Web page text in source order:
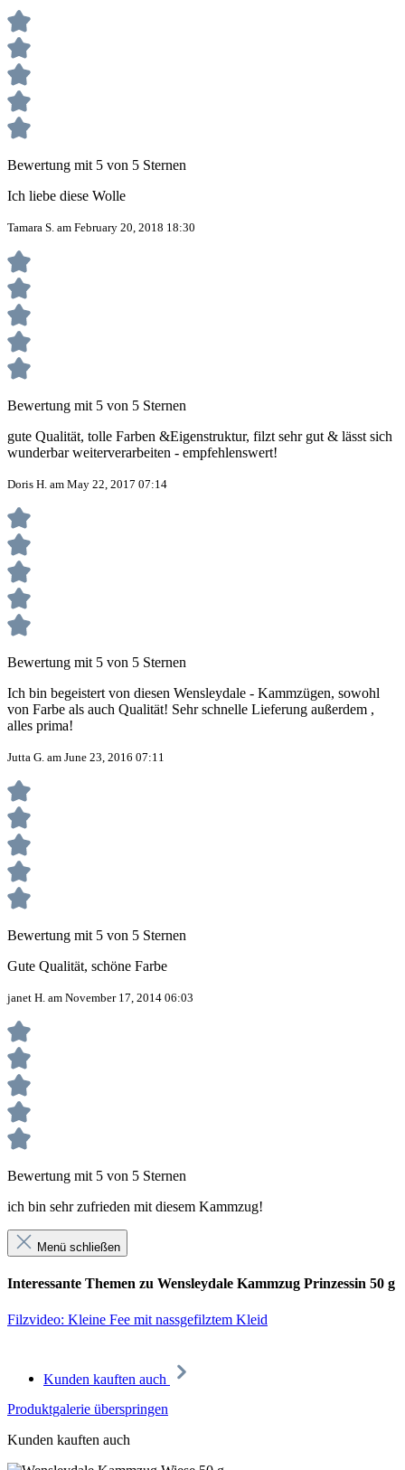
Bewertung mit 5 von 5 Sternen
Ich liebe diese Wolle
Tamara S. am February 20, 2018 18:30
Bewertung mit 5 von 5 Sternen
gute Qualität, tolle Farben &Eigenstruktur, filzt sehr gut & lässt sich
wunderbar weiterverarbeiten - empfehlenswert!
Doris H. am May 22, 2017 07:14
Bewertung mit 5 von 5 Sternen
Ich bin begeistert von diesen Wensleydale - Kammzügen, sowohl
von Farbe als auch Qualität! Sehr schnelle Lieferung außerdem ,
alles prima!
Jutta G. am June 23, 2016 07:11
Bewertung mit 5 von 5 Sternen
Gute Qualität, schöne Farbe
janet H. am November 17, 2014 06:03
Bewertung mit 5 von 5 Sternen
ich bin sehr zufrieden mit diesem Kammzug!
Menü schließen
Interessante Themen zu Wensleydale Kammzug Prinzessin 50 g
Filzvideo: Kleine Fee mit nassgefilztem Kleid
Kunden kauften auch
Produktgalerie überspringen
Kunden kauften auch